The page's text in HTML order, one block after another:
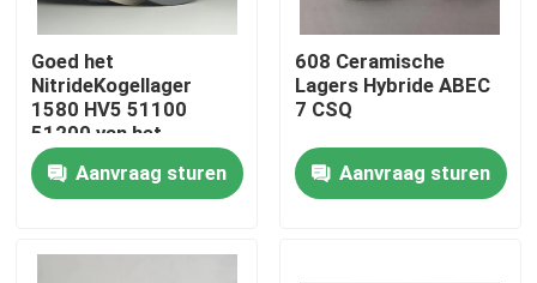
Huis
Goed het
NitrideKogellager
1580 HV5 51100
51200 van het
Weerstandssi3n4
SiliciumAanvraag sturen
608 Ceramische
Lagers Hybride ABEC
7 CSQ
Aanvraag sturen